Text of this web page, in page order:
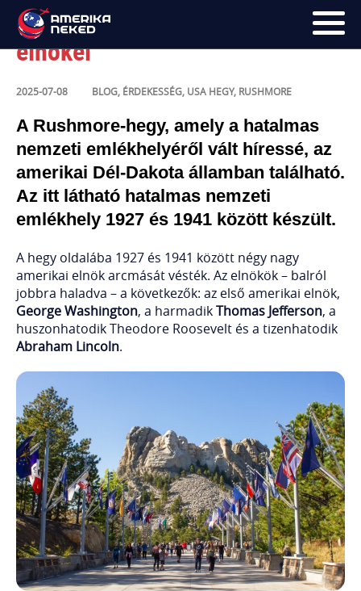
UTAK
HÍRLEVÉL
RÓLUNK
KÉPEK
A Rushmore-hegy sziklába vájt
elnökei
BLOG, ÉRDEKESSÉG, USA HEGY, RUSHMORE
2025-07-08
A Rushmore-hegy, amely a hatalmas
nemzeti emlékhelyéről vált híressé, az
amerikai Dél-Dakota államban található.
Az itt látható hatalmas nemzeti
emlékhely 1927 és 1941 között készült.
A hegy oldalába 1927 és 1941 között négy nagy
amerikai elnök arcmását vésték. Az elnökök – balról
jobbra haladva – a következők: az első amerikai elnök,
George Washington, a harmadikThomas Jefferson, a
huszonhatodik Theodore Roosevelt és a tizenhatodik
Abraham Lincoln.